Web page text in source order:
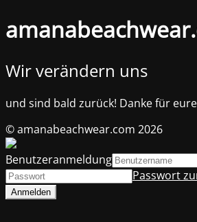
Wir verändern uns
und sind bald zurück! Danke für
© amanabeachwear.com 2026
Benutzeranmeldung
Passwort